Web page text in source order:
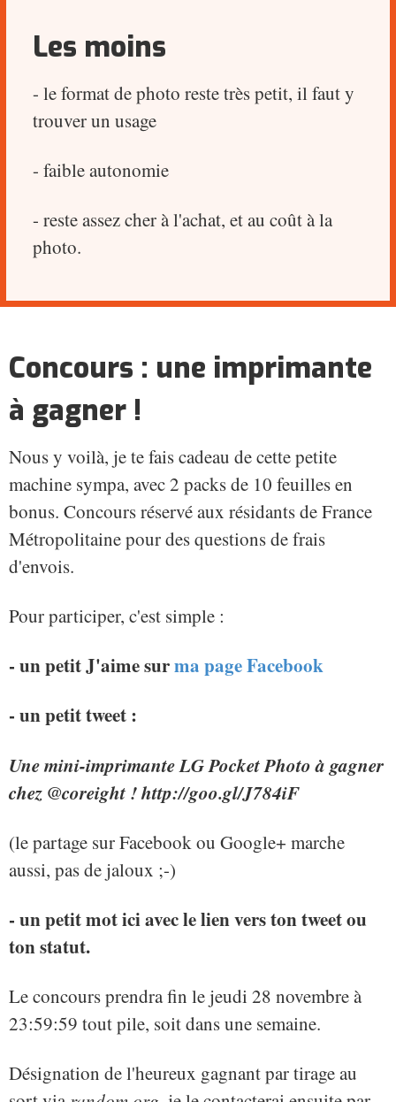
Les moins
- le format de photo reste très petit, il faut y
trouver un usage
- faible autonomie
- reste assez cher à l'achat, et au coût à la
photo.
Concours : une imprimante
à gagner !
Nous y voilà, je te fais cadeau de cette petite
machine sympa, avec 2 packs de 10 feuilles en
bonus. Concours réservé aux résidants de France
Métropolitaine pour des questions de frais
d'envois.
Pour participer, c'est simple :
- un petit J'aime surma page Facebook
- un petit tweet :
Une mini-imprimante LG Pocket Photo à gagner
chez @coreight ! http://goo.gl/J784iF
(le partage sur Facebook ou Google+ marche
aussi, pas de jaloux ;-)
- un petit mot ici avec le lien vers ton tweet ou
ton statut.
Le concours prendra fin le jeudi 28 novembre à
23:59:59 tout pile, soit dans une semaine.
Désignation de l'heureux gagnant par tirage au